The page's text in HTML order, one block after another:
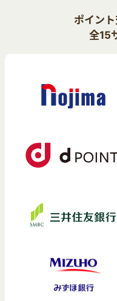
ポイン
全15